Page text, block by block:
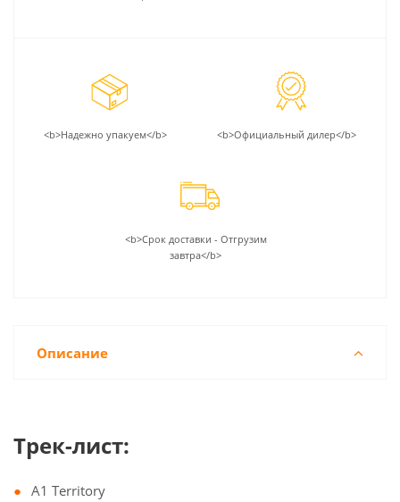
<b>Надежно упакуем</b> <b>Официальный дилер</b>
<b>Срок доставки - Отгрузим
завтра</b>
Описание
Трек-лист:
A1 Territory